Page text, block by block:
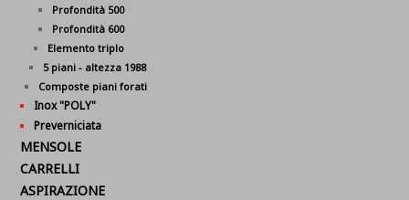
Profondità 500
Profondità 600
Elemento triplo
5 piani - altezza 1988
Composte piani forati
Inox "POLY"
Preverniciata
MENSOLE
CARRELLI
ASPIRAZIONE